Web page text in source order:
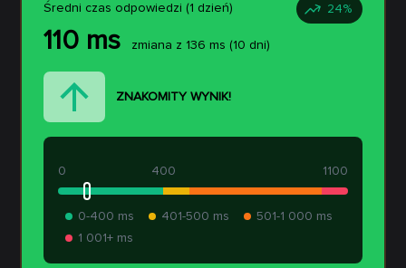
Średni czas odpowiedzi (1 dzień) 24%
110 ms zmiana z 136 ms (10 dni)
ZNAKOMITY WYNIK!
400
0 1100
0-400 ms 401-500 ms
501-1 000 ms
1 001+ ms